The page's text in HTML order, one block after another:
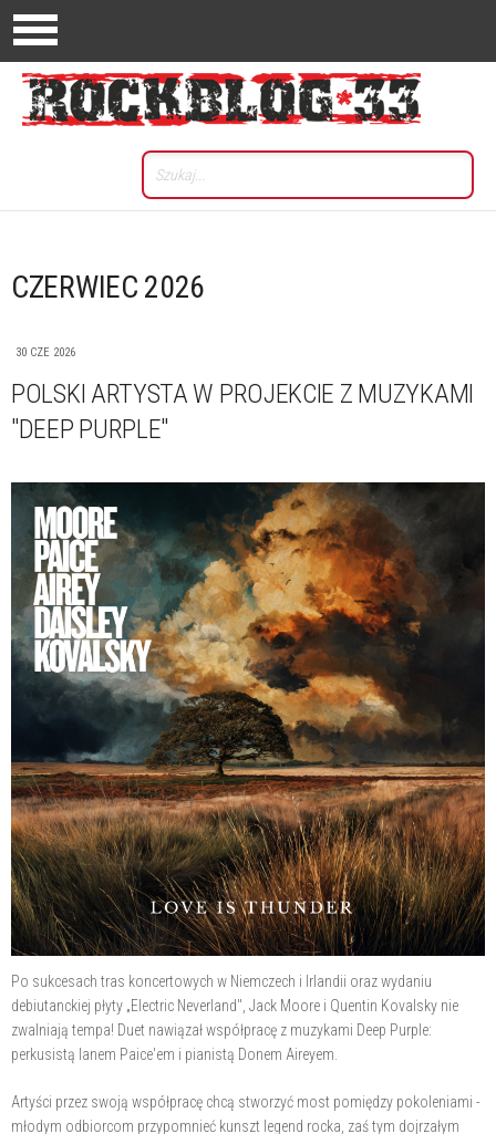
CZERWIEC 2026
30 CZE 2026
POLSKI ARTYSTA W PROJEKCIE Z MUZYKAMI
"DEEP PURPLE"
Po sukcesach tras koncertowych w Niemczech i Irlandii oraz wydaniu
debiutanckiej płyty „Electric Neverland", Jack Moore i Quentin Kovalsky nie
zwalniają tempa! Duet nawiązał współpracę z muzykami Deep Purple:
perkusistą Ianem Paice'em i pianistą Donem Aireyem.
Artyści przez swoją współpracę chcą stworzyć most pomiędzy pokoleniami -
młodym odbiorcom przypomnieć kunszt legend rocka, zaś tym dojrzałym